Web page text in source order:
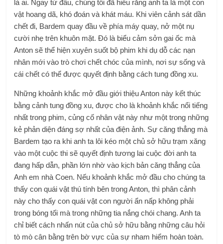
là ai. Ngay từ đầu, chúng tôi đã hiểu rằng anh ta là một con
vật hoang dã, khó đoán và khát máu. Khi viên cảnh sát dần
chết đi, Bardem quay đầu về phía máy quay, nở một nụ
cười nhẹ trên khuôn mặt. Đó là biểu cảm sởn gai ốc mà
Anton sẽ thể hiện xuyên suốt bộ phim khi dụ dỗ các nạn
nhân mới vào trò chơi chết chóc của mình, nơi sự sống và
cái chết có thể được quyết định bằng cách tung đồng xu.
Những khoảnh khắc mở đầu giới thiệu Anton này kết thúc
bằng cảnh tung đồng xu, được cho là khoảnh khắc nổi tiếng
nhất trong phim, củng cố nhân vật này như một trong những
kẻ phản diện đáng sợ nhất của điện ảnh. Sự căng thẳng mà
Bardem tạo ra khi anh ta lôi kéo một chủ sở hữu trạm xăng
vào một cuộc thi sẽ quyết định tương lai cuộc đời anh ta
đang hấp dẫn, phần lớn nhờ vào kịch bản căng thẳng của
Anh em nhà Coen. Nếu khoảnh khắc mở đầu cho chúng ta
thấy con quái vật thú tính bên trong Anton, thì phân cảnh
này cho thấy con quái vật con người ẩn nấp không phải
trong bóng tối mà trong những tia nắng chói chang. Anh ta
chỉ biết cách nhấn nút của chủ sở hữu bằng những câu hỏi
tò mò cân bằng trên bờ vực của sự nham hiểm hoàn toàn.